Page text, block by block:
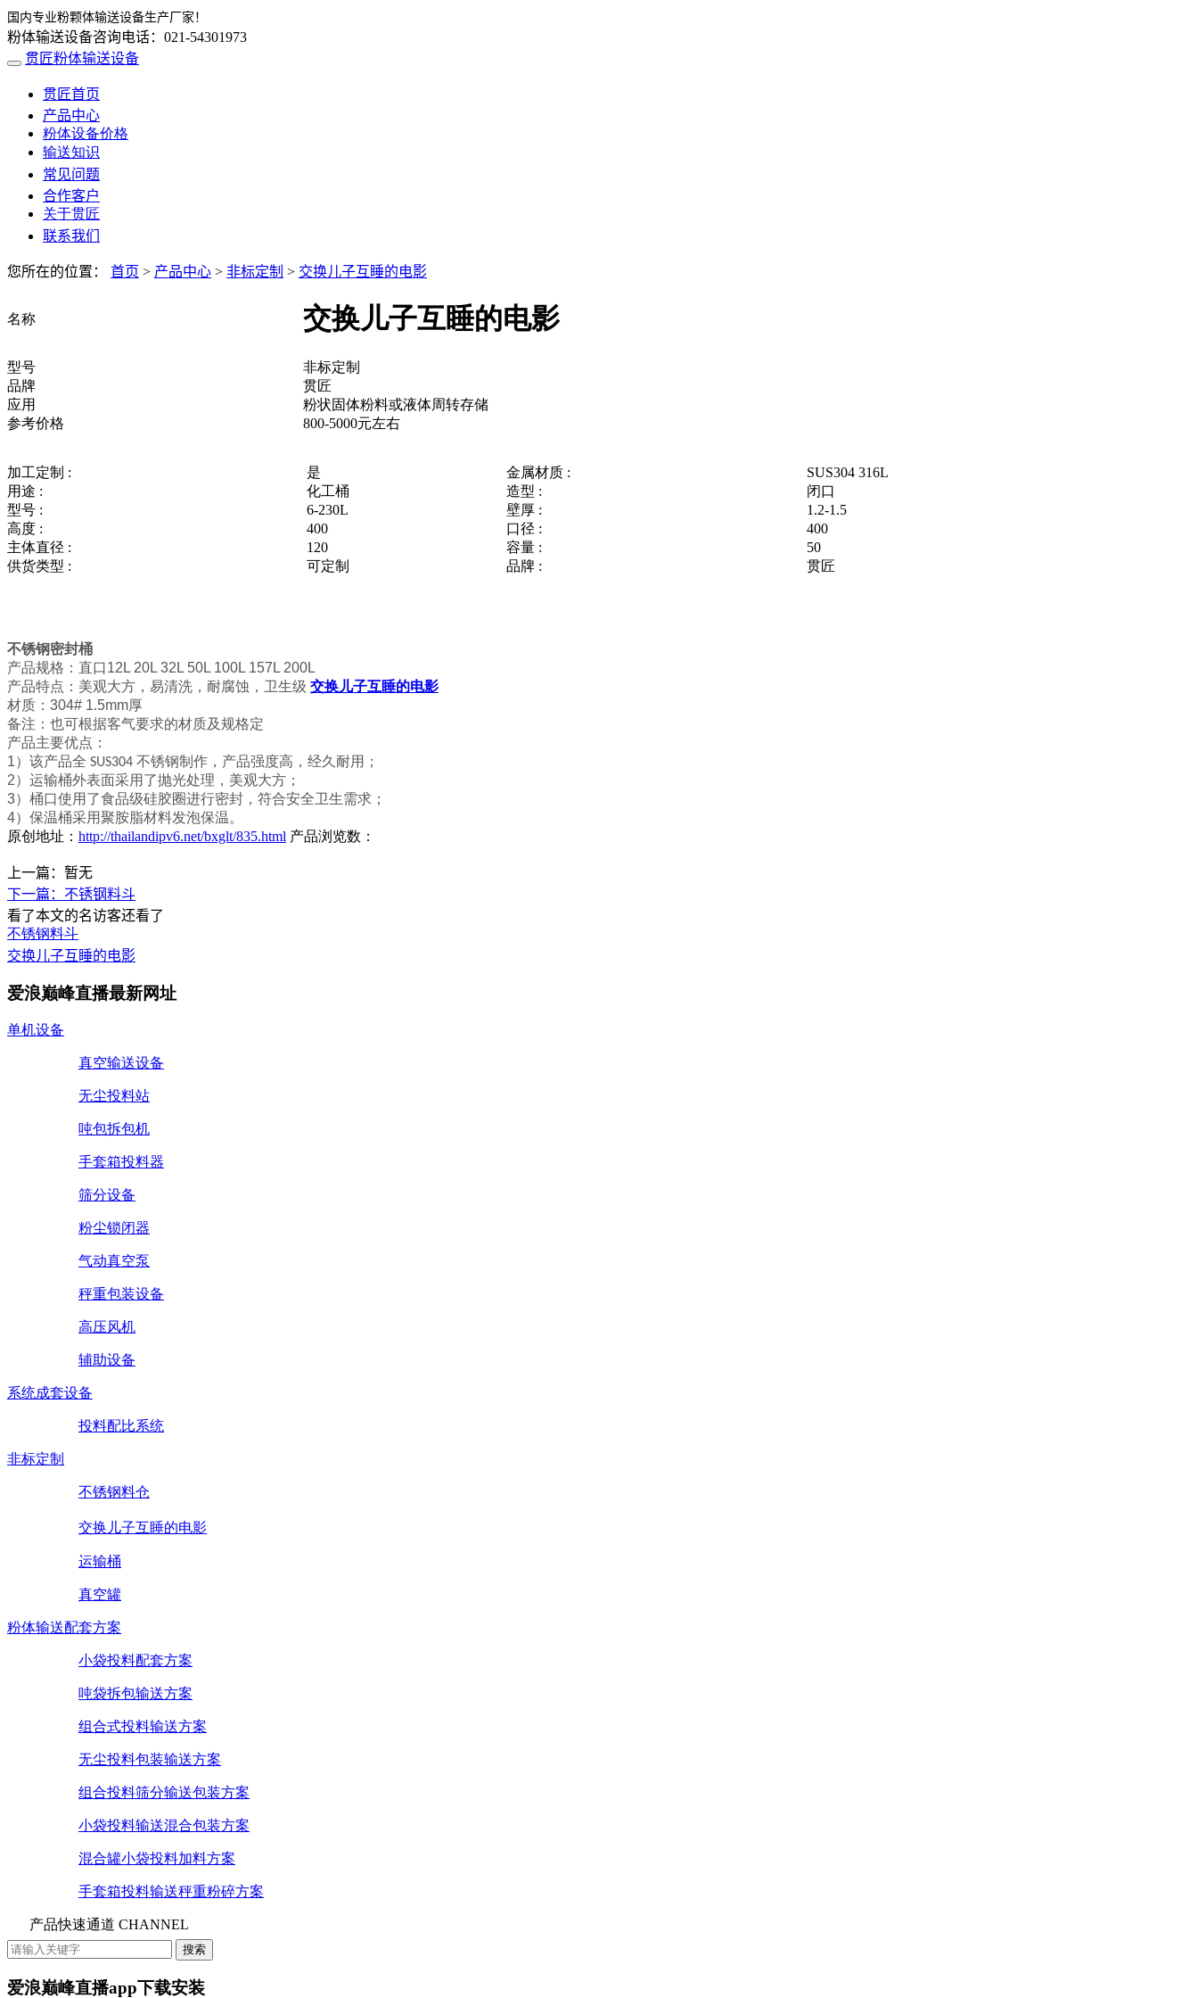
国内专业粉颗体输送设备生产厂家！
粉体输送设备咨询电话：021-54301973
贯匠粉体输送设备
贯匠首页
产品中心
粉体设备价格
输送知识
常见问题
合作客户
关于贯匠
联系我们
您所在的位置： 首页 > 产品中心 > 非标定制 > 交换儿子互睡的电影
名称 交换儿子互睡的电影
型号
非标定制
品牌
贯匠
应用
粉状固体粉料或液体周转存储
参考价格
800-5000元左右
加工定制 : 是 金属材质 :
SUS304 316L
用途 :
化工桶 造型 :
闭口
型号 :
6-230L 壁厚 :
1.2-1.5
高度 :
400 口径 :
400
主体直径 :
120 容量 :
50
供货类型 :
可定制 品牌 : 贯匠
不锈钢密封桶
产品规格：直口12L 20L 32L 50L 100L 157L 200L
产品特点：美观大方，易清洗，耐腐蚀，卫生级 交换儿子互睡的电影
材质： 304# 1.5mm厚
备注：也可根据客气要求的材质及规格定
产品主要优点：
1）该产品全 SUS304 不锈钢制作，产品强度高，经久耐用；
2）运输桶外表面采用了抛光处理，美观大方；
3）桶口使用了食品级硅胶圈进行密封，符合安全卫生需求；
4）保温桶采用聚胺脂材料发泡保温。
原创地址： http://thailandipv6.net/bxglt/835.html 产品浏览数：
上一篇：暂无
下一篇：不锈钢料斗
看了本文的名访客还看了
不锈钢料斗
交换儿子互睡的电影
爱浪巅峰直播最新网址
单机设备
真空输送设备
无尘投料站
吨包拆包机
手套箱投料器
筛分设备
粉尘锁闭器
气动真空泵
秤重包装设备
高压风机
辅助设备
系统成套设备
投料配比系统
非标定制
不锈钢料仓
交换儿子互睡的电影
运输桶
真空罐
粉体输送配套方案
小袋投料配套方案
吨袋拆包输送方案
组合式投料输送方案
无尘投料包装输送方案
组合投料筛分输送包装方案
小袋投料输送混合包装方案
混合罐小袋投料加料方案
手套箱投料输送秤重粉碎方案
产品快速通道 CHANNEL
爱浪巅峰直播app下载安装